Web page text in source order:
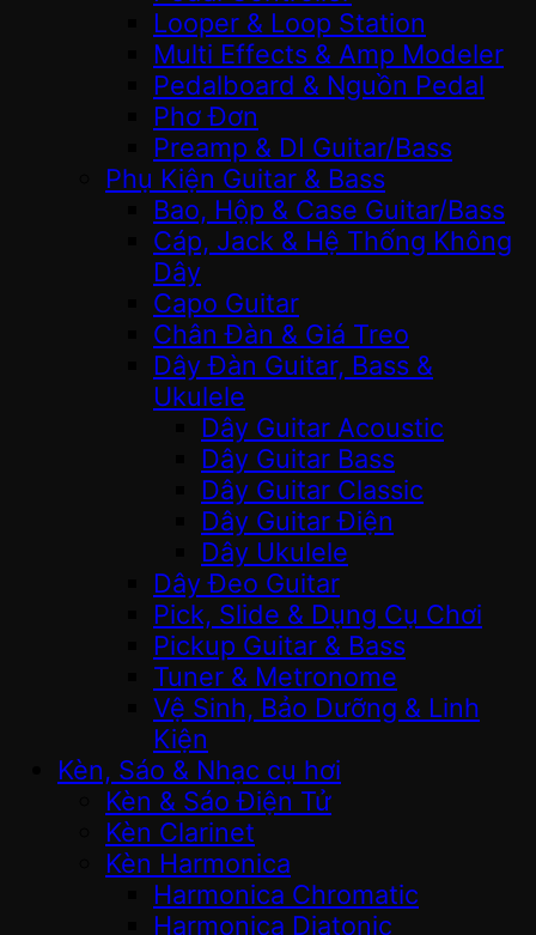
Looper & Loop Station
Multi Effects & Amp Modeler
Pedalboard & Nguồn Pedal
Phơ Đơn
Preamp & DI Guitar/Bass
Phụ Kiện Guitar & Bass
Bao, Hộp & Case Guitar/Bass
Cáp, Jack & Hệ Thống Không
Dây
Capo Guitar
Chân Đàn & Giá Treo
Dây Đàn Guitar, Bass &
Ukulele
Dây Guitar Acoustic
Dây Guitar Bass
Dây Guitar Classic
Dây Guitar Điện
Dây Ukulele
Dây Đeo Guitar
Pick, Slide & Dụng Cụ Chơi
Pickup Guitar & Bass
Tuner & Metronome
Vệ Sinh, Bảo Dưỡng & Linh
Kiện
Kèn, Sáo & Nhạc cụ hơi
Kèn & Sáo Điện Tử
Kèn Clarinet
Kèn Harmonica
Harmonica Chromatic
Harmonica Diatonic